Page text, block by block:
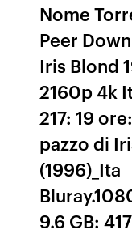
Nome
Peer
Iris Blond
2160p 4k
217: 19
pazzo di
(1996)_Ita
9.6 GB: 417